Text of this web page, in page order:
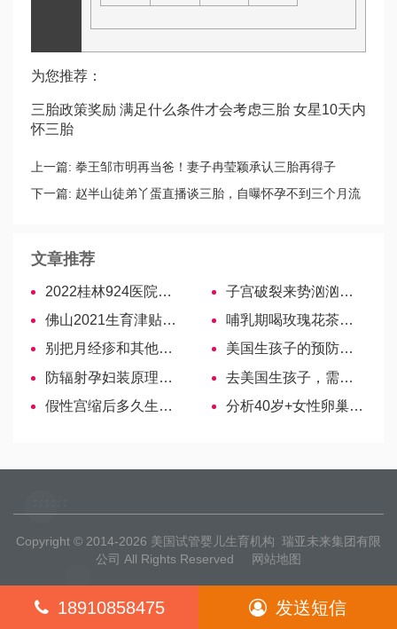
为您推荐：
三胎政策奖励 满足什么条件才会考虑三胎 女星10天内
怀三胎
上一篇: 拳王邹市明再当爸！妻子冉莹颖承认三胎再得子
下一篇: 赵半山徒弟丫蛋直播谈三胎，自曝怀孕不到三个月流
文章推荐
2022桂林924医院试管婴儿医生大全，助孕成功率高的大夫参考
子宫破裂来势汹汹，出血、休克、死亡3大并发症需提防
佛山2021生育津贴最低到手1万！怎样填写申请表是关键
哺乳期喝玫瑰花茶三大危害，饮前需权衡利弊
别把月经疹和其他疾病弄混淆！从症状表现图可快速鉴别-哈萨克斯坦试管婴儿
美国生孩子的预防措施是什么呢？
防辐射孕妇装原理大揭秘！是否有用速览！
去美国生孩子，需要国外买医疗保险吗？
假性宫缩后多久生产？真宫缩才是发令枪
分析40岁+女性卵巢功能储备量，做美国试管婴儿的成功率高吗？
Copyright © 2014-2026 美国试管婴儿生育机构 瑞亚未来集团有限
公司 All Rights Reserved
网站地图
18910858475 发送短信